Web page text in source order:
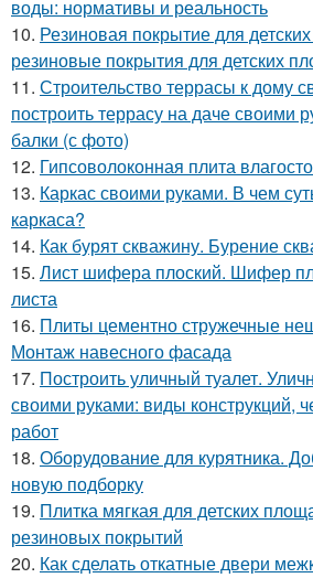
воды: нормативы и реальность
10. Резиновая покрытие для
резиновые покрытия для детских
11. Строительство террасы к дому
построить террасу на даче своими
балки (с фото)
12. Гипсоволоконная плита
13. Каркас своими руками. В чем
каркаса?
14. Как бурят скважину. Бурение
15. Лист шифера плоский. Шифер
листа
16. Плиты цементно стружечные
Монтаж навесного фасада
17. Построить уличный туалет.
своими руками: виды конструкций,
работ
18. Оборудование для курятника.
новую подборку
19. Плитка мягкая для детских
резиновых покрытий
20. Как сделать откатные двери